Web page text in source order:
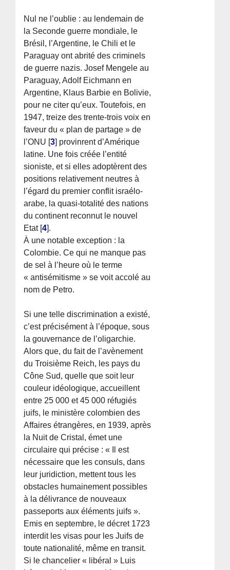
Nul ne l’oublie : au lendemain de
la Seconde guerre mondiale, le
Brésil, l’Argentine, le Chili et le
Paraguay ont abrité des criminels
de guerre nazis. Josef Mengele au
Paraguay, Adolf Eichmann en
Argentine, Klaus Barbie en Bolivie,
pour ne citer qu’eux. Toutefois, en
1947, treize des trente-trois voix en
faveur du « plan de partage » de
l’ONU [3] provinrent d’Amérique
latine. Une fois créée l’entité
sioniste, et si elles adoptèrent des
positions relativement neutres à
l’égard du premier conflit israélo-
arabe, la quasi-totalité des nations
du continent reconnut le nouvel
Etat[4].
À une notable exception : la
Colombie. Ce qui ne manque pas
de sel à l’heure où le terme
« antisémitisme » se voit accolé au
nom de Petro.
Si une telle discrimination a existé,
c’est précisément à l’époque, sous
la gouvernance de l’oligarchie.
Alors que, du fait de l’avènement
du Troisième Reich, les pays du
Cône Sud, quelle que soit leur
couleur idéologique, accueillent
entre 25 000 et 45 000 réfugiés
juifs, le ministère colombien des
Affaires étrangères, en 1939, après
la Nuit de Cristal, émet une
circulaire qui précise : « Il est
nécessaire que les consuls, dans
leur juridiction, mettent tous les
obstacles humainement possibles
à la délivrance de nouveaux
passeports aux éléments juifs ».
Emis en septembre, le décret 1723
interdit les visas pour les Juifs de
toute nationalité, même en transit.
Si le chancelier « libéral » Luis